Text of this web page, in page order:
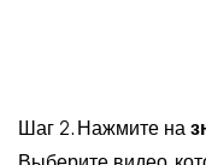
Шаг 2. Нажмите на